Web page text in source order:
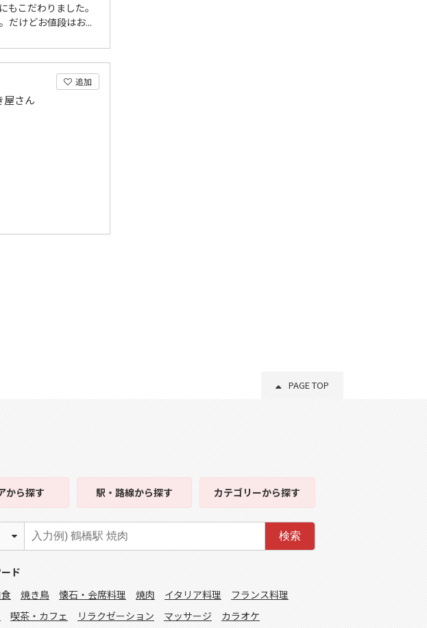
もこだわりました。
だけどお値段はお...
追加
屋さん
PAGE TOP
から探す 駅・路線から探す カテゴリーから探す
検索
ド
焼き鳥 懐石・会席料理 焼肉 イタリア料理
フランス料理
喫茶・カフェ リラクゼーション マッサージ カラオケ